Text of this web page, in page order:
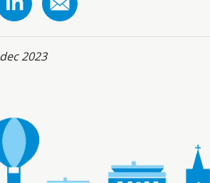
2023